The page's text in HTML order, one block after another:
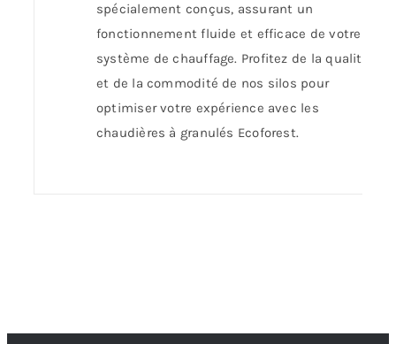
spécialement conçus, assurant un
fonctionnement fluide et efficace de votre
système de chauffage. Profitez de la qualité
et de la commodité de nos silos pour
optimiser votre expérience avec les
chaudières à granulés Ecoforest.